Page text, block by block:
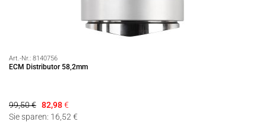
Art.-Nr.: 8140756
ECM Distributor 58,2mm
99,50 € 82,98€
Sie sparen: 16,52 €